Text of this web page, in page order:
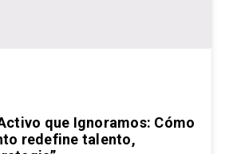
que Ignoramos: Cómo
redefine talento,